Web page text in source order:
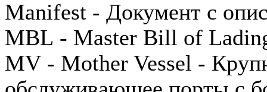
Manifest - Документ с
MBL - Master Bill of
MV - Mother Vessel -